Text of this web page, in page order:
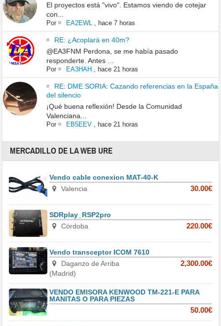
El proyectos está "vivo". Estamos viendo de cotejar
con...
Por EA2EWL hace 7 horas
RE: ¿Acoplará en 40m?
@EA3FNM Perdona, se me había pasado
responderte. Antes ...
Por EA3HAH hace 21 horas
RE: DME SORIA: Cazando referencias en la España
del silencio
¡Qué buena reflexión! Desde la Comunidad
Valenciana...
Por EB5EEV, hace 21 horas
MERCADILLO DE LA WEB URE
Vendo cable conexion MAT-40-K
Valencia
30.00€
SDRplay_RSP2pro
Córdoba
220.00€
Vendo transceptor ICOM 7610
Daganzo de Arriba
(Madrid)
2,300.00€
VENDO EMISORA KENWOOD TM-221-E PARA
MANITAS O PARA PIEZAS
50.00€